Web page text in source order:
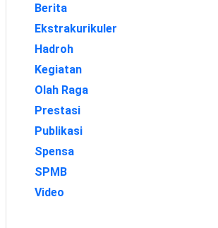
Berita
Ekstrakurikuler
Hadroh
Kegiatan
Olah Raga
Prestasi
Publikasi
Spensa
SPMB
Video